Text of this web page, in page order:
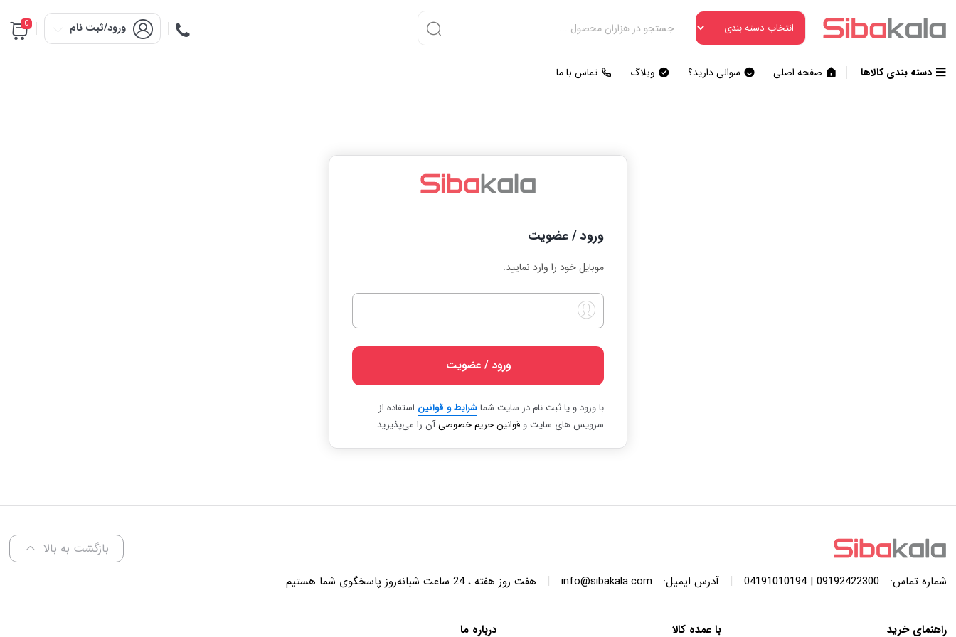
ورود/ثبت نام 0
دسته بندی کالاها صفحه اصلی سوالی دارید؟ وبلاگ تماس با ما
ورود / عضویت
موبایل خود را وارد نمایید.
ورود / عضویت
با ورود و یا ثبت نام در سایت شماشرایط و قوانین استفاده از
سرویس های سایت و قوانین حریم خصوصیآن را می‌پذیرید.
بازگشت به بالا
شماره تماس: 09192422300 | 04191010194
| آدرس ایمیل: info@sibakala.com
| هفت روز هفته ، 24 ساعت شبانه‌روز پاسخگوی شما هستیم.
راهنمای خرید با عمده کالا درباره ما